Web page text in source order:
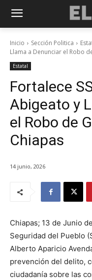
Inicio Sección Politica
Llama a Denunciar el Robo
Estatal
Fortalece
Abigeato y
el Robo de
Chiapas
14 junio, 2026
Chiapas; 13 de Junio
Seguridad del Pueblo
Alberto Aparicio
prevención del delito,
ciudadanía sobre las